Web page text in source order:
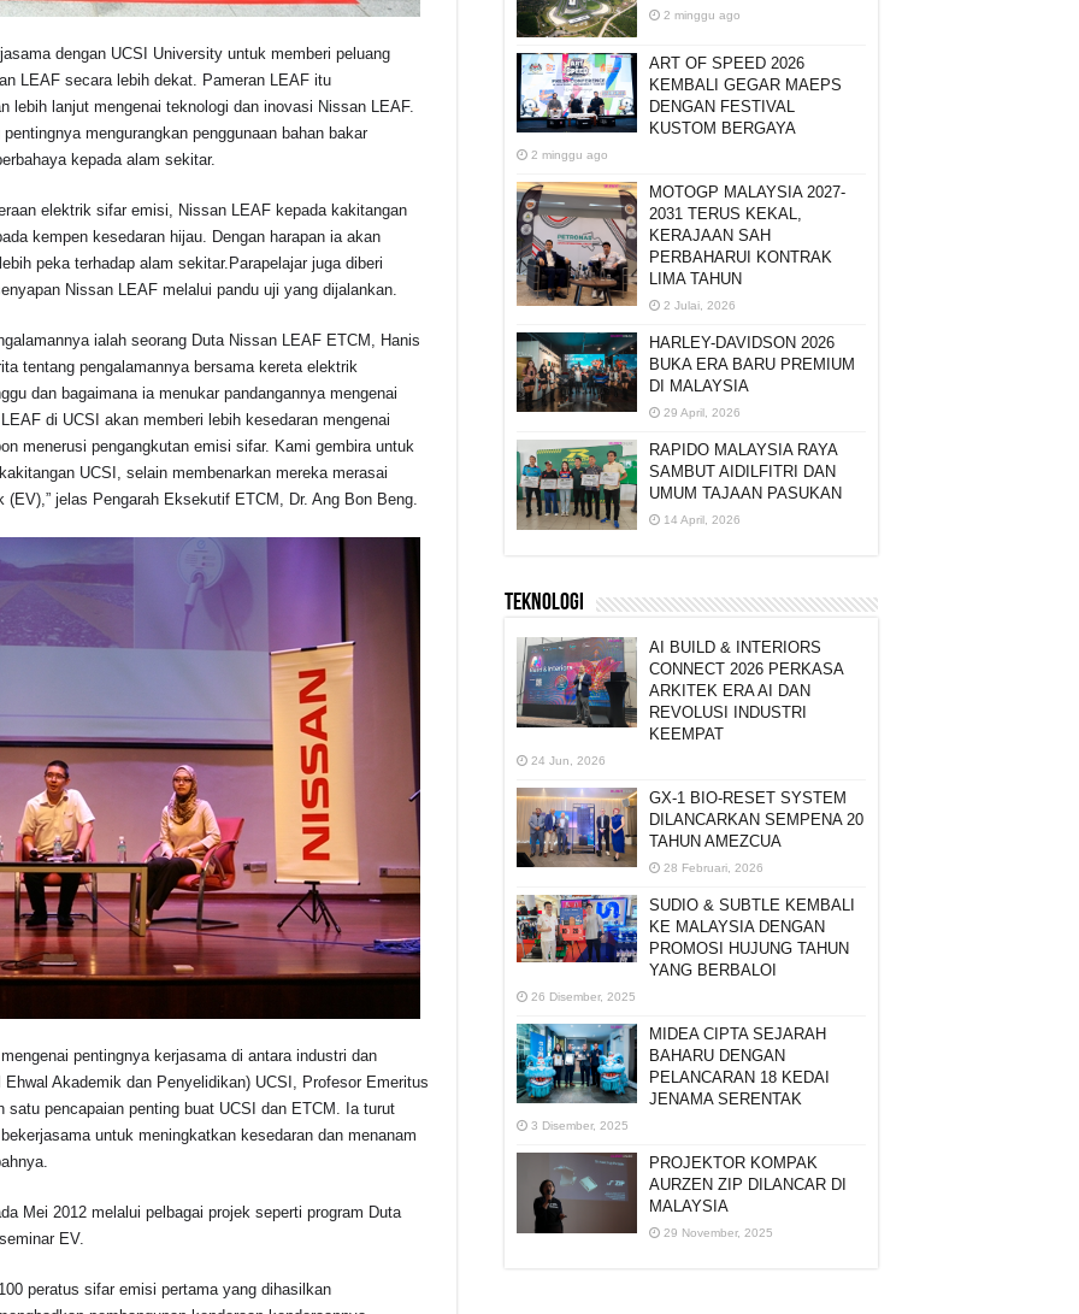
dengan UCSI University untuk memberi peluang
LEAF secara lebih dekat. Pameran LEAF itu
lebih lanjut mengenai teknologi dan inovasi Nissan LEAF.
mengurangkan penggunaan bahan bakar
kepada alam sekitar.
elektrik sifar emisi, Nissan LEAF kepada kakitangan
kempen kesedaran hijau. Dengan harapan ia akan
peka terhadap alam sekitar.Parapelajar juga diberi
Nissan LEAF melalui pandu uji yang dijalankan.
ialah seorang Duta Nissan LEAF ETCM, Hanis
tentang pengalamannya bersama kereta elektrik
dan bagaimana ia menukar pandangannya mengenai
di UCSI akan memberi lebih kesedaran mengenai
menerusi pengangkutan emisi sifar. Kami gembira untuk
UCSI, selain membenarkan mereka merasai
jelas Pengarah Eksekutif ETCM, Dr. Ang Bon Beng.
pentingnya kerjasama di antara industri dan
Akademik dan Penyelidikan) UCSI, Profesor Emeritus
satu pencapaian penting buat UCSI dan ETCM. Ia turut
untuk meningkatkan kesedaran dan menanam
Mei 2012 melalui pelbagai projek seperti program Duta
EV.
peratus sifar emisi pertama yang dihasilkan
2 minggu ago
ART OF SPEED 2026
KEMBALI GEGAR MAEPS
DENGAN FESTIVAL
KUSTOM BERGAYA
2 minggu ago
MOTOGP MALAYSIA 2027-
2031 TERUS KEKAL,
KERAJAAN SAH
PERBAHARUI KONTRAK
LIMA TAHUN
2 Julai, 2026
HARLEY-DAVIDSON 2026
BUKA ERA BARU PREMIUM
DI MALAYSIA
29 April, 2026
RAPIDO MALAYSIA RAYA
SAMBUT AIDILFITRI DAN
UMUM TAJAAN PASUKAN
14 April, 2026
TEKNOLOGI
AI BUILD & INTERIORS
CONNECT 2026 PERKASA
ARKITEK ERA AI DAN
REVOLUSI INDUSTRI
KEEMPAT
24 Jun, 2026
GX-1 BIO-RESET SYSTEM
DILANCARKAN SEMPENA 20
TAHUN AMEZCUA
28 Februari, 2026
SUDIO & SUBTLE KEMBALI
KE MALAYSIA DENGAN
PROMOSI HUJUNG TAHUN
YANG BERBALOI
26 Disember, 2025
MIDEA CIPTA SEJARAH
BAHARU DENGAN
PELANCARAN 18 KEDAI
JENAMA SERENTAK
3 Disember, 2025
PROJEKTOR KOMPAK
AURZEN ZIP DILANCAR DI
MALAYSIA
29 November, 2025